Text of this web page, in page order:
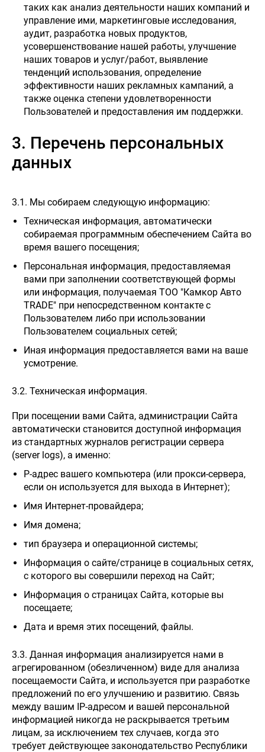
таких как анализ деятельности наших компаний и
управление ими, маркетинговые исследования,
аудит, разработка новых продуктов,
усовершенствование нашей работы, улучшение
наших товаров и услуг/работ, выявление
тенденций использования, определение
эффективности наших рекламных кампаний, а
также оценка степени удовлетворенности
Пользователей и предоставления им поддержки.
3. Перечень персональных
данных
3.1. Мы собираем следующую информацию:
Техническая информация, автоматически
собираемая программным обеспечением Сайта во
время вашего посещения;
Персональная информация, предоставляемая
вами при заполнении соответствующей формы
или информация, получаемая ТОО "Камкор Авто
TRADE" при непосредственном контакте с
Пользователем либо при использовании
Пользователем социальных сетей;
Иная информация предоставляется вами на ваше
усмотрение.
3.2. Техническая информация.
При посещении вами Сайта, администрации Сайта
автоматически становится доступной информация
из стандартных журналов регистрации сервера
(server logs), а именно:
P-адрес вашего компьютера (или прокси-сервера,
если он используется для выхода в Интернет);
Имя Интернет-провайдера;
Имя домена;
тип браузера и операционной системы;
Информация о сайте/странице в социальных сетях,
с которого вы совершили переход на Сайт;
Информация о страницах Сайта, которые вы
посещаете;
Дата и время этих посещений, файлы.
3.3. Данная информация анализируется нами в
агрегированном (обезличенном) виде для анализа
посещаемости Сайта, и используется при разработке
предложений по его улучшению и развитию. Связь
между вашим IP-адресом и вашей персональной
информацией никогда не раскрывается третьим
лицам, за исключением тех случаев, когда это
требует действующее законодательство Республики